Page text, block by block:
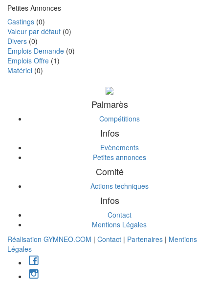
Petites Annonces
Castings (0)
Valeur par défaut (0)
Divers (0)
Emplois Demande (0)
Emplois Offre (1)
Matériel (0)
Palmarès
Compétitions
Infos
Evènements
Petites annonces
Comité
Actions techniques
Infos
Contact
Mentions Légales
Réalisation GYMNEO.COM | Contact | Partenaires | Mentions
Légales